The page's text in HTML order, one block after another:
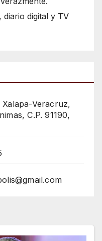
digital y TV
Veracruz,
C.P. 91190,